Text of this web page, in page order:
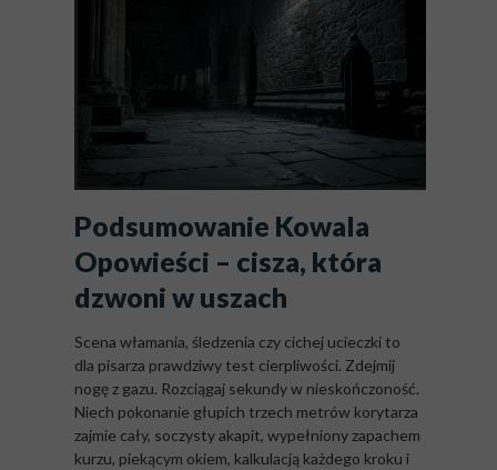
Podsumowanie Kowala
Opowieści – cisza, która
dzwoni w uszach
Scena włamania, śledzenia czy cichej ucieczki to
dla pisarza prawdziwy test cierpliwości. Zdejmij
nogę z gazu. Rozciągaj sekundy w nieskończoność.
Niech pokonanie głupich trzech metrów korytarza
zajmie cały, soczysty akapit, wypełniony zapachem
kurzu, piekącym okiem, kalkulacją każdego kroku i